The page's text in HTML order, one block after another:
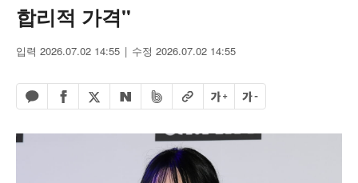
합리적 가격"
입력 2026.07.02 14:55 수정 2026.07.02 14:55
카카오톡 공유하기
페이스북 공유하기
엑스 공유하기
네이버 공유하기
밴드 공유하기
URL복사글자 크게글자 작게